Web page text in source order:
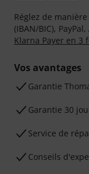
Réglez de
(IBAN/BIC),
Klarna Payer en 3
Vos avantages
Ga­ran­tie
Garantie 30
Service de
Conseils